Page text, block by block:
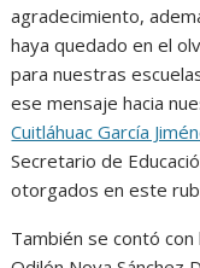
agradecimiento,
haya quedado en el
para nuestras
ese mensaje hacia
Cuitláhuac García
Secretario de
otorgados en este
También se contó